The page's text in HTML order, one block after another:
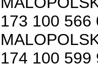
173 100 566
174 100 599